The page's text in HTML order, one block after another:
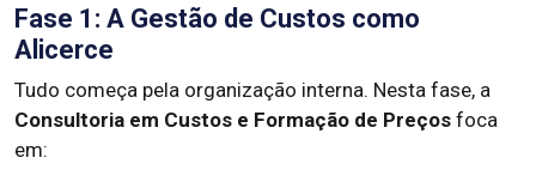
Fase 1: A Gestão de Custos como
Alicerce
Tudo começa pela organização interna. Nesta fase, a
Consultoria em Custos e Formação de Preços foca
em: